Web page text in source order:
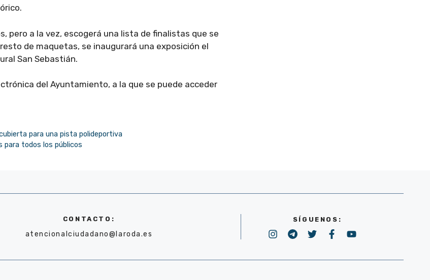
pero a la vez, escogerá una lista de finalistas que se
de maquetas, se inaugurará una exposición el
San Sebastián.
del Ayuntamiento, a la que se puede acceder
para una pista polideportiva
para todos los públicos
CONTACTO:
atencionalciudadano@laroda.es
SÍGUENOS: